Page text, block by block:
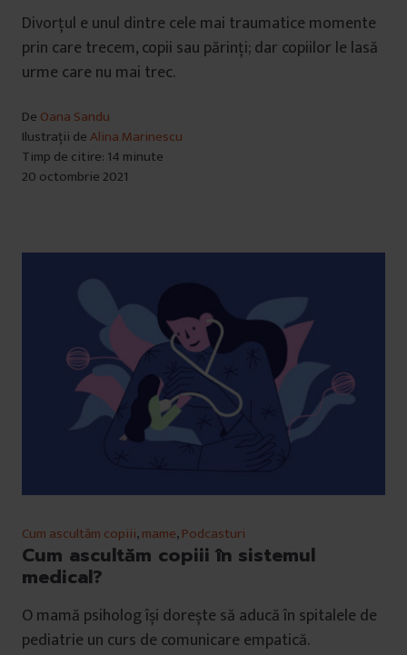
Divorțul e unul dintre cele mai traumatice momente
prin care trecem, copii sau părinți; dar copiilor le lasă
urme care nu mai trec.
De Oana Sandu
Ilustrații deAlina Marinescu
Timp de citire: 14 minute
20 octombrie 2021
Cum ascultăm copiii,mame,Podcasturi
Cum ascultăm copiii în sistemul
medical?
O mamă psiholog își dorește să aducă în spitalele de
pediatrie un curs de comunicare empatică.